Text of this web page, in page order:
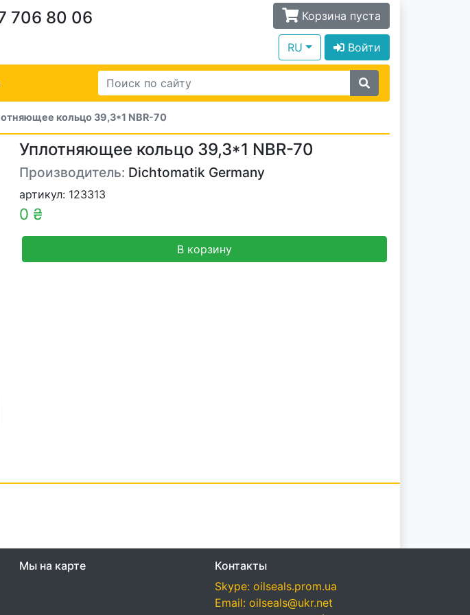
706 80 06 Корзина пуста
RU Войти
кольцо 39,3*1 NBR-70
Уплотняющее кольцо 39,3*1 NBR-70
Производитель: Dichtomatik Germany
артикул: 123313
0 ₴
В корзину
Мы на карте
Контакты
Skype: oilseals.prom.ua
Email: oilseals@ukr.net